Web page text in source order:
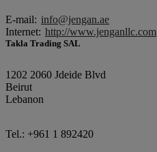
E-mail: info@jengan.ae
Internet: http://www.jenganllc.com
Takla Trading SAL
1202 2060 Jdeide Blvd
Beirut
Lebanon
Tel.: +961 1 892420